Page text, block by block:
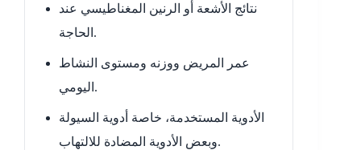
نتائج الأشعة أو الرنين المغناطيسي عند
الحاجة.
عمر المريض ووزنه ومستوى النشاط
اليومي.
الأدوية المستخدمة، خاصة أدوية السيولة
وبعض الأدوية المضادة للالتهاب.